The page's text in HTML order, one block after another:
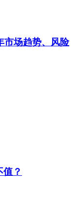
市场趋势、风险
？